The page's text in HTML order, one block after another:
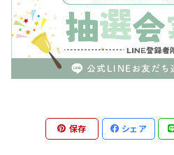
保存 シェア